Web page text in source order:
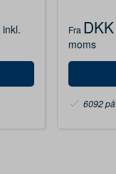
inkl.
Fra
moms
6092